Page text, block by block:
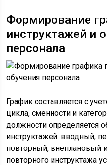
Формирование
инструктажей и
персонала
График составляется с
цикла, сменности и
должности определяется
инструктажей: вводный,
повторный, внеплановый
повторного инструктажа